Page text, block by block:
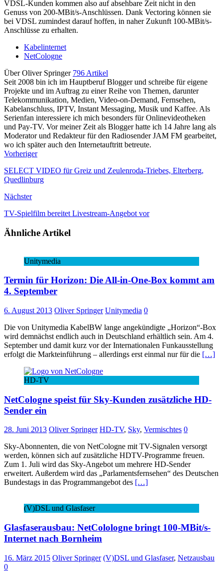
VDSL-Kunden kommen also auf absehbare Zeit nicht in den
Genuss von 200-MBit/s-Anschlüssen. Dank Vectoring können sie
bei VDSL zumindest darauf hoffen, in naher Zukunft 100-MBit/s-
Anschlüsse zu erhalten.
Kabelinternet
NetCologne
Über Oliver Springer 796 Artikel
Seit 2008 bin ich im Hauptberuf Blogger und schreibe für eigene
Projekte und im Auftrag zu einer Reihe von Themen, darunter
Telekommunikation, Medien, Video-on-Demand, Fernsehen,
Kabelanschluss, IPTV, Instant Messaging, Musik und Kaffee. Als
Serienfan interessiere ich mich besonders für Onlinevideotheken
und Pay-TV. Vor meiner Zeit als Blogger hatte ich 14 Jahre lang als
Moderator und Redakteur für den Radiosender JAM FM gearbeitet,
wo ich später auch den Internetauftritt betreute.
Vorheriger
SELECT VIDEO für Greiz und Zeulenroda-Triebes, Elterberg,
Quedlinburg
Nächster
TV-Spielfilm bereitet Livestream-Angebot vor
Ähnliche Artikel
Unitymedia
Termin für Horizon: Die All-in-One-Box kommt am
4. September
6. August 2013 Oliver Springer Unitymedia 0
Die von Unitymedia KabelBW lange angekündigte „Horizon“-Box
wird demnächst endlich auch in Deutschland erhältlich sein. Am 4.
September und damit kurz vor der Internationalen Funkausstellung
erfolgt die Markteinführung – allerdings erst einmal nur für die […]
HD-TV
NetCologne speist für Sky-Kunden zusätzliche HD-
Sender ein
28. Juni 2013 Oliver Springer HD-TV, Sky, Vermischtes 0
Sky-Abonnenten, die von NetCologne mit TV-Signalen versorgt
werden, können sich auf zusätzliche HDTV-Programme freuen.
Zum 1. Juli wird das Sky-Angebot um mehrere HD-Sender
erweitert. Außerdem wird das „Parlamentsfernsehen“ des Deutschen
Bundestags in das Programmangebot des […]
(V)DSL und Glasfaser
Glasfaserausbau: NetColologne bringt 100-MBit/s-
Internet nach Bornheim
16. März 2015 Oliver Springer (V)DSL und Glasfaser, Netzausbau
0